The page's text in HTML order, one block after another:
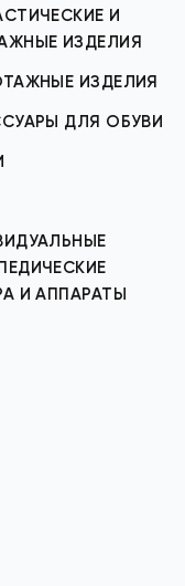
И
ИЗДЕЛИЯ
ИЗДЕЛИЯ
ДЛЯ ОБУВИ
И АППАРАТЫ